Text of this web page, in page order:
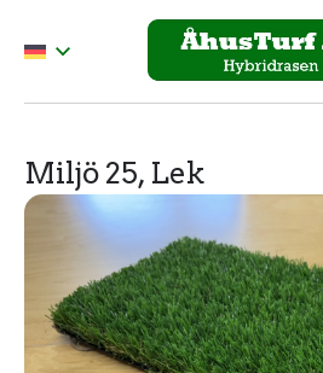
Miljö 25, Lek